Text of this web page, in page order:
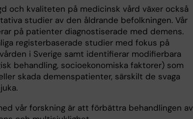
och kvaliteten på medicinsk vård växer också
studier av den åldrande befolkningen. Vår
på patienter diagnostiserade med demens.
registerbaserade studier med fokus på
i Sverige samt identifierar modifierbara
behandling, socioekonomiska faktorer) som
skada demenspatienter, särskilt de svaga
vår forskning är att förbättra behandlingen av